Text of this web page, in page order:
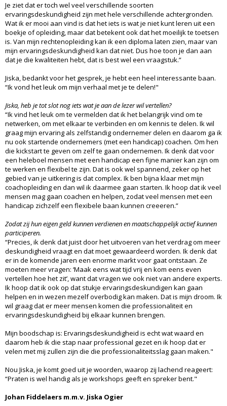
Je ziet dat er toch wel veel verschillende soorten
ervaringsdeskundigheid zijn met hele verschillende achtergronden.
Wat ik er mooi aan vind is dat het iets is wat je niet kunt leren uit een
boekje of opleiding, maar dat betekent ook dat het moeilijk te toetsen
is. Van mijn rechtenopleiding kan ik een diploma laten zien, maar van
mijn ervaringsdeskundigheid kan dat niet. Dus hoe toon je dan aan
dat je die kwaliteiten hebt, dat is best wel een vraagstuk.”
Jiska, bedankt voor het gesprek, je hebt een heel interessante baan.
“Ik vond het leuk om mijn verhaal met je te delen!"
Jiska, heb je tot slot nog iets wat je aan de lezer wil vertellen?
“Ik vind het leuk om te vermelden dat ik het belangrijk vind om te
netwerken, om met elkaar te verbinden en om kennis te delen. Ik wil
graag mijn ervaring als zelfstandig ondernemer delen en daarom ga ik
nu ook startende ondernemers (met een handicap) coachen. Om hen
die kickstart te geven om zelf te gaan ondernemen. Ik denk dat voor
een heleboel mensen met een handicap een fijne manier kan zijn om
te werken en flexibel te zijn. Dat is ook wel spannend, zeker op het
gebied van je uitkering is dat complex. Ik ben bijna klaar met mijn
coachopleiding en dan wil ik daarmee gaan starten. Ik hoop dat ik veel
mensen mag gaan coachen en helpen, zodat veel mensen met een
handicap zichzelf een flexibele baan kunnen creeeren.”
Zodat zij hun eigen geld kunnen verdienen en maatschappelijk actief kunnen
participeren.
“Precies, ik denk dat juist door het uitvoeren van het verdrag om meer
deskundigheid vraagt en dat moet gewaardeerd worden. Ik denk dat
er in de komende jaren een enorme markt voor gaat ontstaan. Ze
moeten meer vragen: ‘Maak eens wat tijd vrij en kom eens even
vertellen hoe het zit’, want dat vragen we ook niet van andere experts.
Ik hoop dat ik ook op dat stukje ervaringsdeskundigen kan gaan
helpen en in wezen mezelf overbodig kan maken. Dat is mijn droom. Ik
wil graag dat er meer mensen komen die professionaliteit en
ervaringsdeskundigheid bij elkaar kunnen brengen.
Mijn boodschap is: Ervaringsdeskundigheid is echt wat waard en
daarom heb ik die stap naar professional gezet en ik hoop dat er
velen met mij zullen zijn die die professionaliteitsslag gaan maken."
Nou Jiska, je komt goed uit je woorden, waarop zij lachend reageert:
“Praten is wel handig als je workshops geeft en spreker bent."
Johan Fiddelaers m.m.v. Jiska Ogier